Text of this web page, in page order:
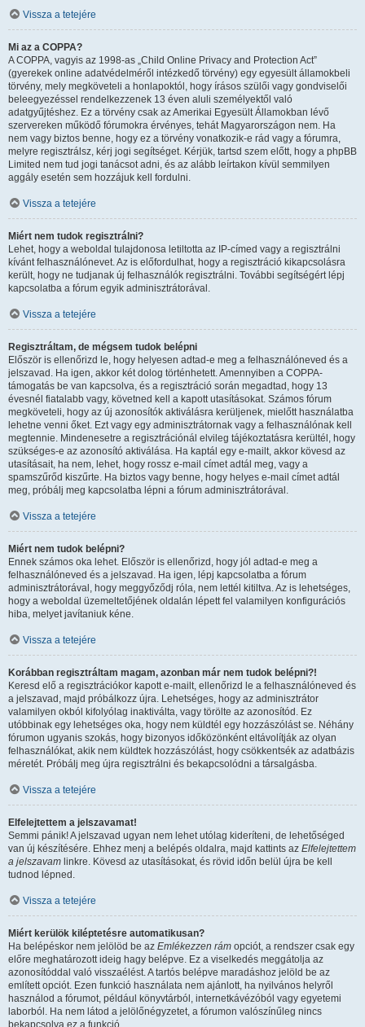
Vissza a tetejére
Mi az a COPPA?
A COPPA, vagyis az 1998-as „Child Online Privacy and Protection Act”
(gyerekek online adatvédelméről intézkedő törvény) egy egyesült államokbeli
törvény, mely megköveteli a honlapoktól, hogy írásos szülői vagy gondviselői
beleegyezéssel rendelkezzenek 13 éven aluli személyektől való
adatgyűjtéshez. Ez a törvény csak az Amerikai Egyesült Államokban lévő
szervereken működő fórumokra érvényes, tehát Magyarországon nem. Ha
nem vagy biztos benne, hogy ez a törvény vonatkozik-e rád vagy a fórumra,
melyre regisztrálsz, kérj jogi segítséget. Kérjük, tartsd szem előtt, hogy a phpBB
Limited nem tud jogi tanácsot adni, és az alább leírtakon kívül semmilyen
aggály esetén sem hozzájuk kell fordulni.
Vissza a tetejére
Miért nem tudok regisztrálni?
Lehet, hogy a weboldal tulajdonosa letiltotta az IP-címed vagy a regisztrálni
kívánt felhasználónevet. Az is előfordulhat, hogy a regisztráció kikapcsolásra
került, hogy ne tudjanak új felhasználók regisztrálni. További segítségért lépj
kapcsolatba a fórum egyik adminisztrátorával.
Vissza a tetejére
Regisztráltam, de mégsem tudok belépni
Először is ellenőrizd le, hogy helyesen adtad-e meg a felhasználóneved és a
jelszavad. Ha igen, akkor két dolog történhetett. Amennyiben a COPPA-
támogatás be van kapcsolva, és a regisztráció során megadtad, hogy 13
évesnél fiatalabb vagy, követned kell a kapott utasításokat. Számos fórum
megköveteli, hogy az új azonosítók aktiválásra kerüljenek, mielőtt használatba
lehetne venni őket. Ezt vagy egy adminisztrátornak vagy a felhasználónak kell
megtennie. Mindenesetre a regisztrációnál elvileg tájékoztatásra kerültél, hogy
szükséges-e az azonosító aktiválása. Ha kaptál egy e-mailt, akkor kövesd az
utasításait, ha nem, lehet, hogy rossz e-mail címet adtál meg, vagy a
spamszűrőd kiszűrte. Ha biztos vagy benne, hogy helyes e-mail címet adtál
meg, próbálj meg kapcsolatba lépni a fórum adminisztrátorával.
Vissza a tetejére
Miért nem tudok belépni?
Ennek számos oka lehet. Először is ellenőrizd, hogy jól adtad-e meg a
felhasználóneved és a jelszavad. Ha igen, lépj kapcsolatba a fórum
adminisztrátorával, hogy meggyőződj róla, nem lettél kitiltva. Az is lehetséges,
hogy a weboldal üzemeltetőjének oldalán lépett fel valamilyen konfigurációs
hiba, melyet javítaniuk kéne.
Vissza a tetejére
Korábban regisztráltam magam, azonban már nem tudok belépni?!
Keresd elő a regisztrációkor kapott e-mailt, ellenőrizd le a felhasználóneved és
a jelszavad, majd próbálkozz újra. Lehetséges, hogy az adminisztrátor
valamilyen okból kifolyólag inaktiválta, vagy törölte az azonosítód. Ez
utóbbinak egy lehetséges oka, hogy nem küldtél egy hozzászólást se. Néhány
fórumon ugyanis szokás, hogy bizonyos időközönként eltávolítják az olyan
felhasználókat, akik nem küldtek hozzászólást, hogy csökkentsék az adatbázis
méretét. Próbálj meg újra regisztrálni és bekapcsolódni a társalgásba.
Vissza a tetejére
Elfelejtettem a jelszavamat!
Semmi pánik! A jelszavad ugyan nem lehet utólag kideríteni, de lehetőséged
van új készítésére. Ehhez menj a belépés oldalra, majd kattints az Elfelejtettem
a jelszavam linkre. Kövesd az utasításokat, és rövid időn belül újra be kell
tudnod lépned.
Vissza a tetejére
Miért kerülök kiléptetésre automatikusan?
Ha belépéskor nem jelölöd be az Emlékezzen rám opciót, a rendszer csak egy
előre meghatározott ideig hagy belépve. Ez a viselkedés meggátolja az
azonosítóddal való visszaélést. A tartós belépve maradáshoz jelöld be az
említett opciót. Ezen funkció használata nem ajánlott, ha nyilvános helyről
használod a fórumot, például könyvtárból, internetkávézóból vagy egyetemi
laborból. Ha nem látod a jelölőnégyzetet, a fórumon valószínűleg nincs
bekapcsolva ez a funkció.